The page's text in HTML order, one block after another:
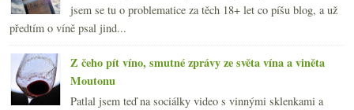
jsem se tu o problematice za těch 18+ let co píšu blog, a už
předtím o víně psal jind...
Z čeho pít víno, smutné zprávy ze světa vína a viněta
Moutonu
Patlal jsem teď na sociálky video s vinnými sklenkami a